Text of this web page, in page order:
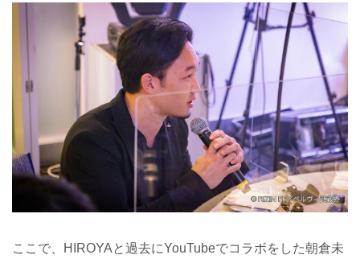
ここで、HIROYAと過去にYouTubeでコラボをした朝倉未